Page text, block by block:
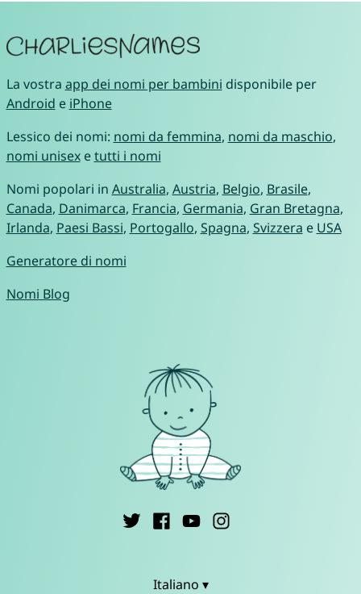
La vostra app dei nomi per bambini disponibile per
Android e iPhone
Lessico dei nomi: nomi da femmina, nomi da maschio,
nomi unisexetutti i nomi
Nomi popolari in Australia, Austria, Belgio, Brasile,
Canada, Danimarca, Francia, Germania, Gran Bretagna,
Irlanda, Paesi Bassi, Portogallo, Spagna, Svizzera e USA
Generatore di nomi
Nomi Blog
Italiano ▾